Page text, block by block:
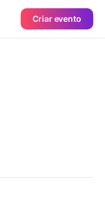
Criar evento